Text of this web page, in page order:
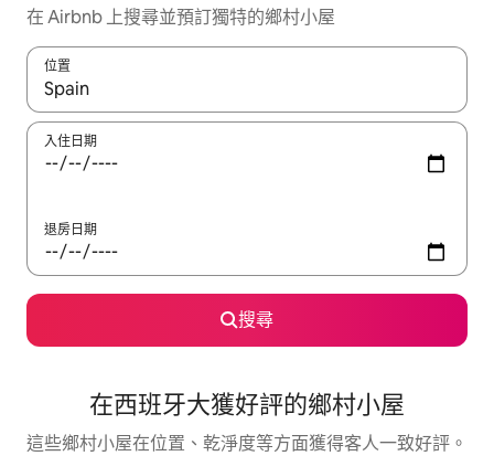
在 Airbnb 上搜尋並預訂獨特的鄉村小屋
位置
如有搜尋結果，瀏覽內容時請使用上下箭頭，或輕點、滑動裝置。
入住日期
退房日期
搜尋
在西班牙大獲好評的鄉村小屋
這些鄉村小屋在位置、乾淨度等方面獲得客人一致好評。